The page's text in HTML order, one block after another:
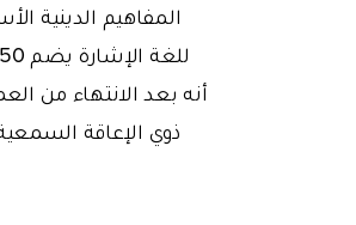
المفاهيم الدينية
أنه بعد الانتهاء من
ذوي الإعاقة